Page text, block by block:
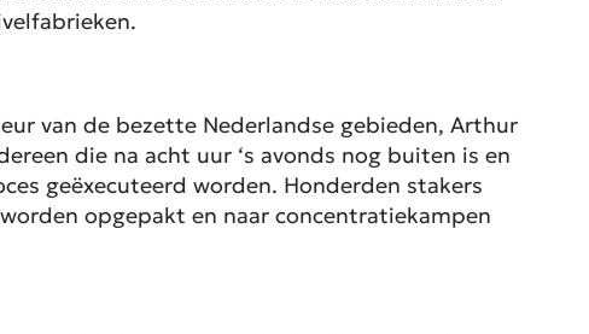
van de bezette Nederlandse gebieden, Arthur
die na acht uur ‘s avonds nog buiten is en
geëxecuteerd worden. Honderden stakers
opgepakt en naar concentratiekampen